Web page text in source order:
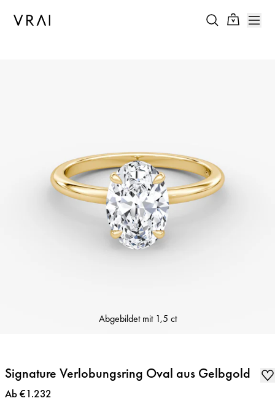
Abgebildet mit 1,5 ct
Signature Verlobungsring Oval aus Gelbgold
Preis:
Ab €1.232